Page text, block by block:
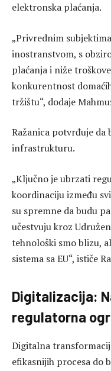
elektronska plaćanja.
„Privrednim
inostranstvom, s
plaćanja i niže
konkurentnost
tržištu“, dodaje
Ražanica potvrđuje da
infrastrukturu.
„Ključno je ubrzati
koordinaciju između
su spremne da budu
učestvuju kroz
tehnološki smo blizu,
sistema sa EU“, ističe
Digitalizacija:
regulatorna
Digitalna
efikasnijih procesa do